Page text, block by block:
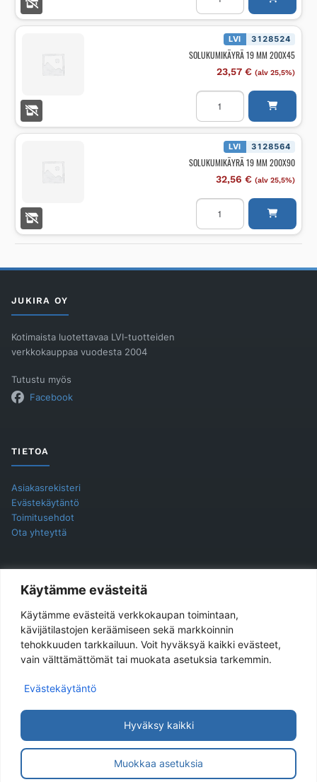
Käytämme evästeitä
Käytämme evästeitä verkkokaupan toimintaan,
kävijätilastojen keräämiseen sekä markkoinnin
tehokkuuden tarkkailuun. Voit hyväksyä kaikki evästeet,
vain välttämättömät tai muokata asetuksia tarkemmin.
Evästekäytäntö
Muokkaa asetuksia
Hyväksy kaikki
160X90
määrä
LVI 3128524
SOLUKUMIKÄYRÄ 19 MM 200X45
23,57 € (alv 25,5%)
SOLUKUMIKÄYRÄ
200X45
määrä
LVI 3128564
SOLUKUMIKÄYRÄ 19 MM 200X90
32,56 € (alv 25,5%)
SOLUKUMIKÄYRÄ
200X90
määrä
JUKIRA OY
Kotimaista luotettavaa LVI-tuotteiden
verkkokauppaa vuodesta 2004
Tutustu myös
Facebook
TIETOA
Asiakasrekisteri
Evästekäytäntö
Toimitusehdot
Ota yhteyttä
YHTEYSTIEDOT
Jukira Oy
Haarlankatu 4 B 2
33230 Tampere
Yhteydenotot ensisijaisesti sähköpostilla.